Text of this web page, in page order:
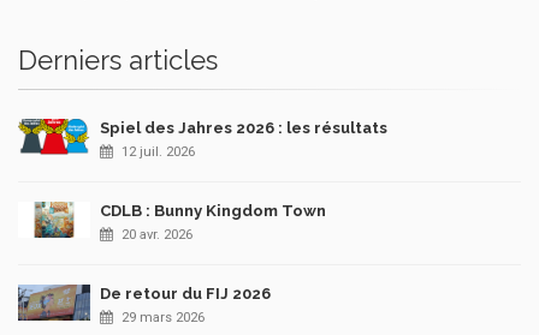
Derniers articles
Spiel des Jahres 2026 : les résultats
12 juil. 2026
CDLB : Bunny Kingdom Town
20 avr. 2026
De retour du FIJ 2026
29 mars 2026